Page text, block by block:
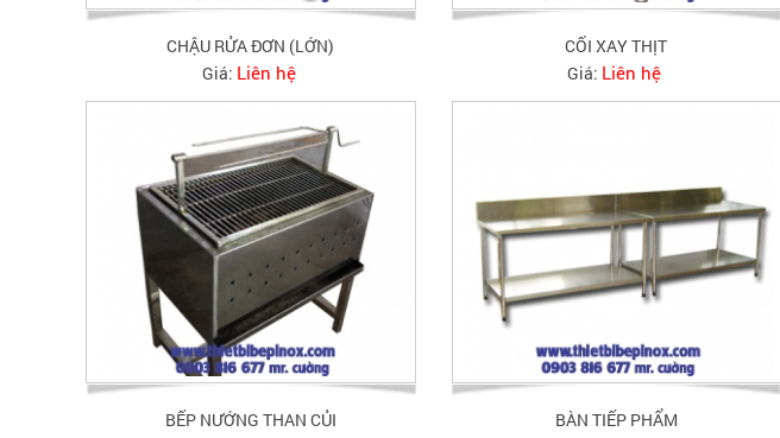
CHẬU RỬA ĐƠN (LỚN)
Giá: Liên hệ
CỐI XAY THỊT
Giá: Liên hệ
BẾP NƯỚNG THAN CỦI
BÀN TIẾP PHẨM